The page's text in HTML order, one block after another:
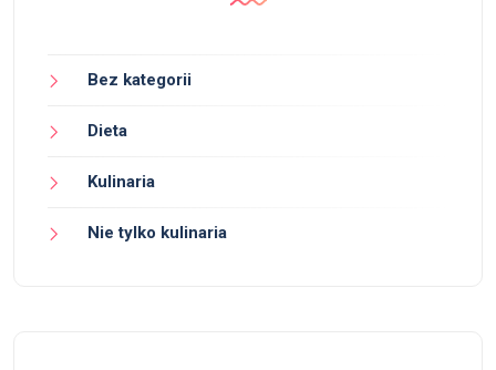
Bez kategorii
Dieta
Kulinaria
Nie tylko kulinaria